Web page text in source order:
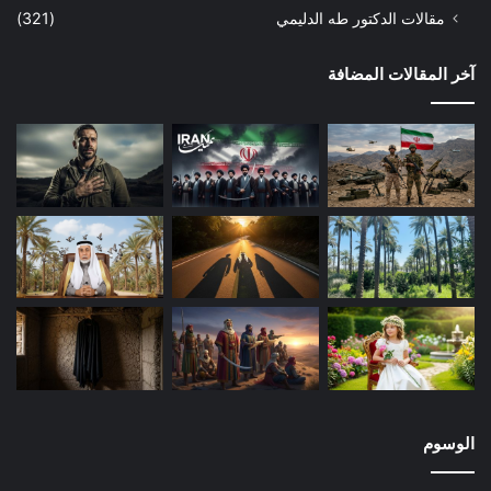
زماننا، أو حتى الزمن اللاحق بعده مباشرة. علي الذي في زماننا هو
علي بصورته الزاهية مجرداً من كل سبب من الأسباب المؤثرة بالضد
بسبب المعاصرة وما تقتضيه من مشاكل وخصومات بينية.
للنظر والنقد. ومنها أن جمال النظرية يقل عن جمالها عند التطبيق؛
إذ خروج النظريات والأفكار والدعاوى إلى حيز الواقع يرتبط بظروف
الحاكم من القدرة الذاتية، وكفاءة الولاة الذين يمثلونه ونزاهتهم،
وحجم المعارضة الداخلية، والضغوط الخارجية، وشبكة معقدة من
العوامل. عندها يبدأ الجمهور بمراجعة الحساب والنظر من جديد إلى
الحاكم. فتتغير النظرة، ويقل أو يزداد التقدير حسب كل شخص من
دقة نظره، ومستوى تجرده وموضوعيته، وفوات أو توفر مصالحه،
وغيرها.
وفيما يخص سيدنا علياً رضي الله عنه فإن أشد الناس تعلقاً به،
ومعارضة بل محاربة له، وما زالوا في عداوته حتى قتلوه. وكان أهل
الكوفة أكثر الناس عصياناً له وتمرداً على أوامره في حياته، بعد أن
مقالات الدكتور طه الدليمي
(321)
آخر المقالات المضافة
الوسوم